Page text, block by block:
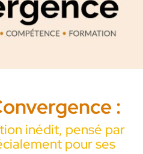
:
inédit, pensé par
pour ses